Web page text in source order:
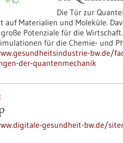
Die Tür zur
auf Materialien und Moleküle.
große Potenziale für die
für die Chemie- und
bw.de/
der-quantenmechanik
gesundheit-bw.de/